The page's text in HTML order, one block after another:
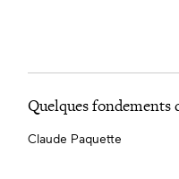
Quelques fondements
Claude Paquette